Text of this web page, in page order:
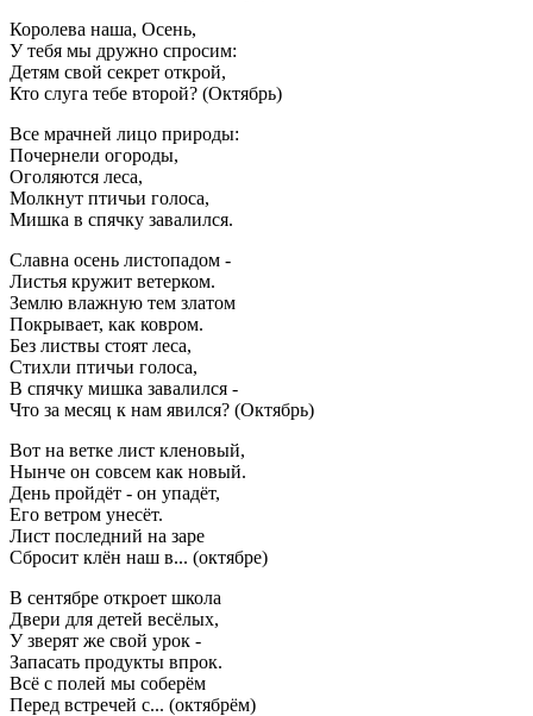
Королева наша, Осень,
У тебя мы дружно спросим:
Детям свой секрет открой,
Кто слуга тебе второй? (Октябрь)
Все мрачней лицо природы:
Почернели огороды,
Оголяются леса,
Молкнут птичьи голоса,
Мишка в спячку завалился.
Славна осень листопадом -
Листья кружит ветерком.
Землю влажную тем златом
Покрывает, как ковром.
Без листвы стоят леса,
Стихли птичьи голоса,
В спячку мишка завалился -
Что за месяц к нам явился? (Октябрь)
Вот на ветке лист кленовый,
Нынче он совсем как новый.
День пройдёт - он упадёт,
Его ветром унесёт.
Лист последний на заре
Сбросит клён наш в... (октябре)
В сентябре откроет школа
Двери для детей весёлых,
У зверят же свой урок -
Запасать продукты впрок.
Всё с полей мы соберём
Перед встречей с... (октябрём)